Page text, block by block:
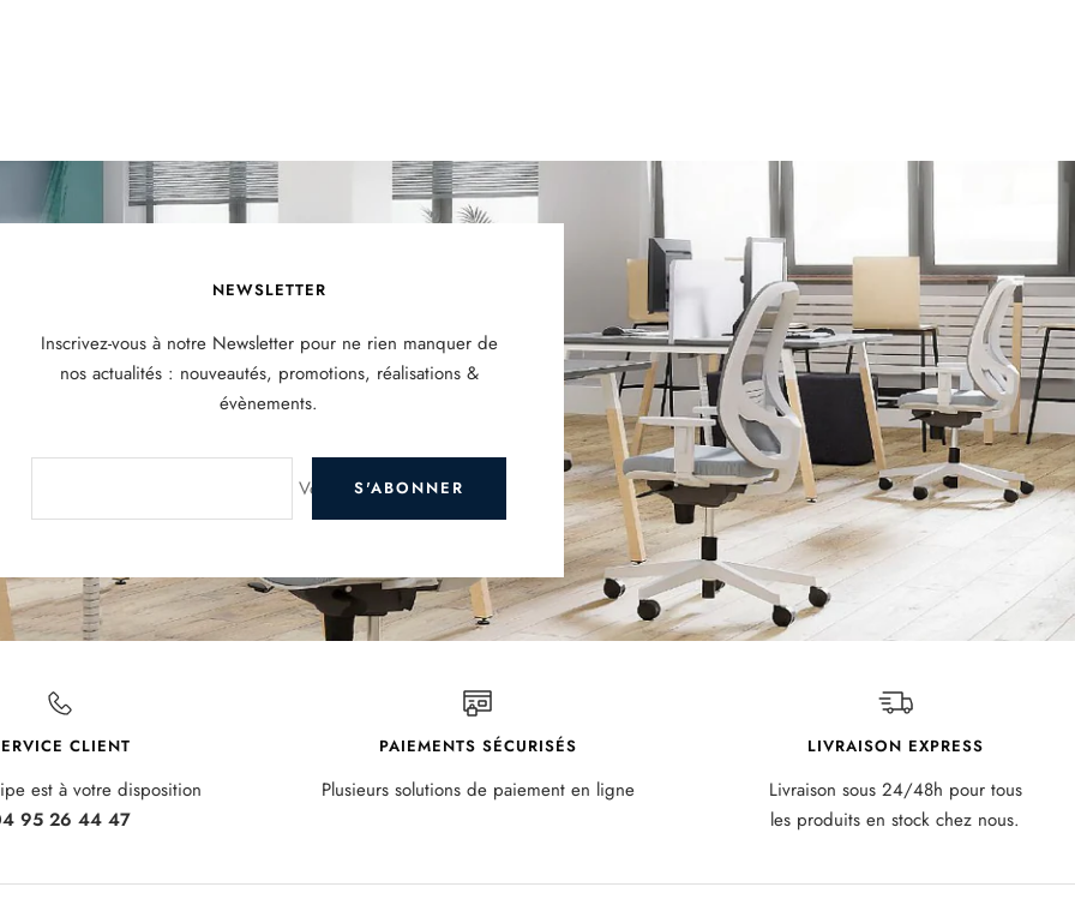
NEWSLETTER
Inscrivez-vous à notre Newsletter pour ne rien manquer de
nos actualités : nouveautés, promotions, réalisations &
évènements.
Votre e-mailS'ABONNER
CLIENT
est à votre disposition
95 26 44 47
PAIEMENTS SÉCURISÉS
Plusieurs solutions de paiement en ligne
LIVRAISON EXPRESS
Livraison sous 24/48h pour tous
les produits en stock chez nous.